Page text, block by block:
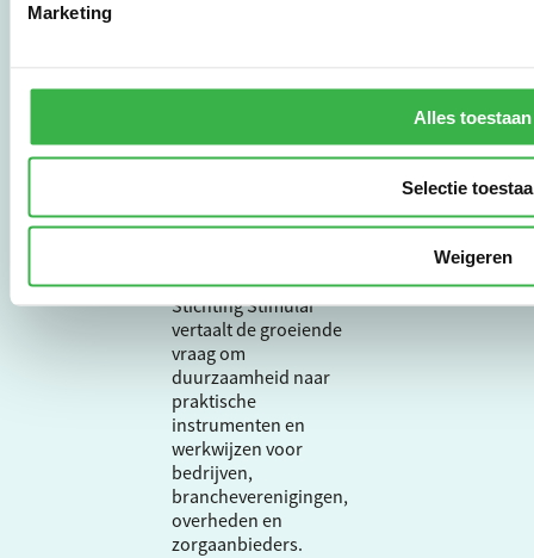
Marketing
Alles toestaan
Selectie
Weigeren
slag te gaan.
De Milieubarometer is
Stichting Stimular.
Stichting Stimular
vertaalt de groeiende
vraag om
duurzaamheid naar
praktische
instrumenten en
werkwijzen voor
bedrijven,
brancheverenigingen,
overheden en
zorgaanbieders.